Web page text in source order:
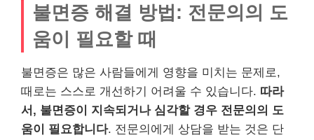
불면증 해결 방법: 전문의의 도
움이 필요할 때
불면증은 많은 사람들에게 영향을 미치는 문제로,
때로는 스스로 개선하기 어려울 수 있습니다. 따라
서, 불면증이 지속되거나 심각할 경우 전문의의 도
움이 필요합니다. 전문의에게 상담을 받는 것은 단